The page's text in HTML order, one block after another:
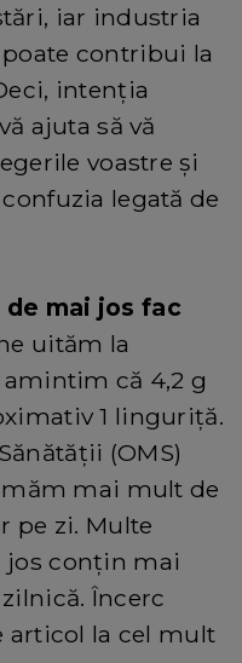
iar industria
contribui la
intenția
ajuta să vă
voastre și
legată de
mai jos fac
uităm la
că 4,2 g
1 linguriță.
(OMS)
mai mult de
pe zi. Multe
jos conțin mai
Încerc
articol la cel mult